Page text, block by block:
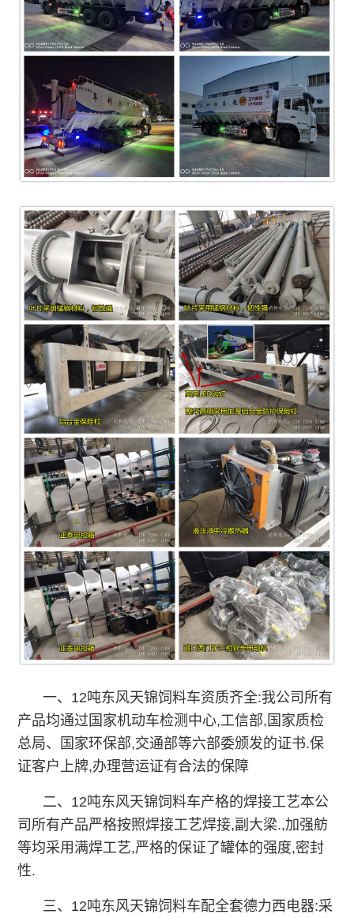
一、12吨东风天锦饲料车资质齐全:我公司所有
产品均通过国家机动车检测中心,工信部,国家质检
总局、国家环保部,交通部等六部委颁发的证书.保
证客户上牌,办理营运证有合法的保障
二、12吨东风天锦饲料车产格的焊接工艺本公
司所有产品严格按照焊接工艺焊接,副大梁.,加强舫
等均采用满焊工艺,严格的保证了罐体的强度,密封
性.
三、12吨东风天锦饲料车配全套德力西电器:采